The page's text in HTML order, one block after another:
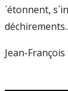
´étonnent,
Jean-